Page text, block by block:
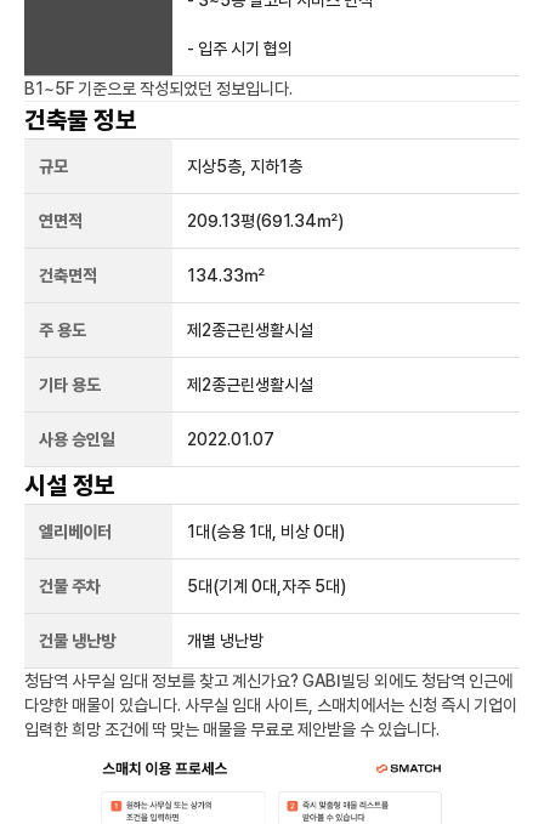
- 입주 시기 협의
B1~5F 기준으로 작성되었던 정보입니다.
건축물 정보
규모 지상5층, 지하1층
연면적 209.13평(691.34㎡)
건축면적 134.33㎡
주 용도 제2종근린생활시설
기타 용도 제2종근린생활시설
사용 승인일 2022.01.07
시설 정보
엘리베이터 1 대(승용 1대, 비상 0대)
건물 주차 5대(기계 0대,자주 5대)
건물 냉난방 개별 냉난방
청담역 사무실 임대 정보를 찾고 계신가요? GABI빌딩 외에도 청담역 인근에
다양한 매물이 있습니다. 사무실 임대 사이트, 스매치에서는 신청 즉시 기업이
입력한 희망 조건에 딱 맞는 매물을 무료로 제안받을 수 있습니다.